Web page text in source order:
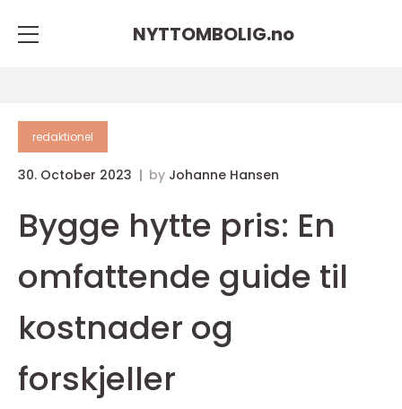
NYTTOMBOLIG.no
redaktionel
30. October 2023 by Johanne Hansen
Bygge hytte pris: En
omfattende guide til
kostnader og
forskjeller